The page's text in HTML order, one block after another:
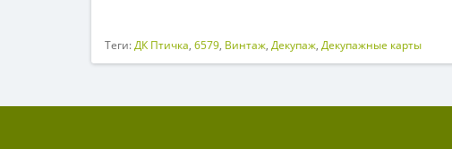
Теги:ДК Птичка, 6579, Винтаж, Декупаж, Декупажные карты